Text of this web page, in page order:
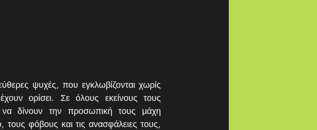
ψυχές, που εγκλωβίζονται χωρίς
ορίσει. Σε όλους εκείνους τους
δίνουν την προσωπική τους μάχη
τους φόβους και τις ανασφάλειες τους,